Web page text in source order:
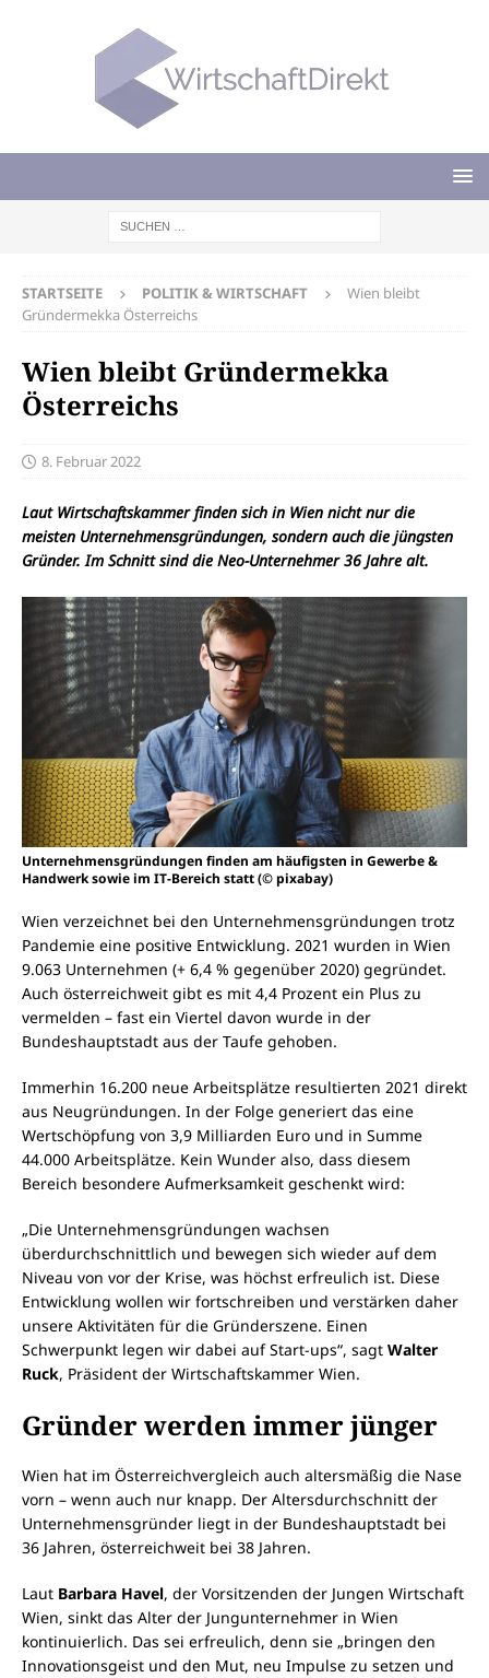
STARTSEITE POLITIK & WIRTSCHAFT
Wien bleibt
Gründermekka Österreichs
Wien bleibt Gründermekka
Österreichs
8. Februar 2022
Laut Wirtschaftskammer finden sich in Wien nicht nur die
meisten Unternehmensgründungen, sondern auch die jüngsten
Gründer. Im Schnitt sind die Neo-Unternehmer 36 Jahre alt.
Unternehmensgründungen finden am häufigsten in Gewerbe &
Handwerk sowie im IT-Bereich statt (© pixabay)
Wien verzeichnet bei den Unternehmensgründungen trotz
Pandemie eine positive Entwicklung. 2021 wurden in Wien
9.063 Unternehmen (+ 6,4 % gegenüber 2020) gegründet.
Auch österreichweit gibt es mit 4,4 Prozent ein Plus zu
vermelden – fast ein Viertel davon wurde in der
Bundeshauptstadt aus der Taufe gehoben.
Immerhin 16.200 neue Arbeitsplätze resultierten 2021 direkt
aus Neugründungen. In der Folge generiert das eine
Wertschöpfung von 3,9 Milliarden Euro und in Summe
44.000 Arbeitsplätze. Kein Wunder also, dass diesem
Bereich besondere Aufmerksamkeit geschenkt wird:
„Die Unternehmensgründungen wachsen
überdurchschnittlich und bewegen sich wieder auf dem
Niveau von vor der Krise, was höchst erfreulich ist. Diese
Entwicklung wollen wir fortschreiben und verstärken daher
unsere Aktivitäten für die Gründerszene. Einen
Schwerpunkt legen wir dabei auf Start-ups“, sagt Walter
Ruck, Präsident der Wirtschaftskammer Wien.
Gründer werden immer jünger
Wien hat im Österreichvergleich auch altersmäßig die Nase
vorn – wenn auch nur knapp. Der Altersdurchschnitt der
Unternehmensgründer liegt in der Bundeshauptstadt bei
36 Jahren, österreichweit bei 38 Jahren.
Laut Barbara Havel, der Vorsitzenden der Jungen Wirtschaft
Wien, sinkt das Alter der Jungunternehmer in Wien
kontinuierlich. Das sei erfreulich, denn sie „bringen den
Innovationsgeist und den Mut, neu Impulse zu setzen und